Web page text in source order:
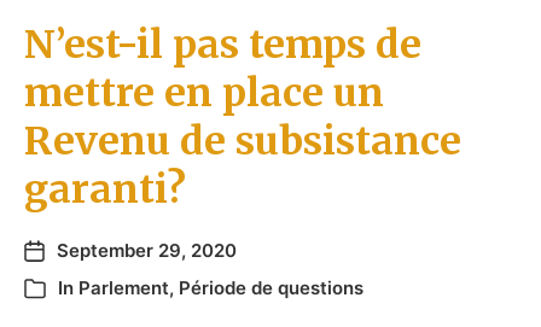
N’est-il pas temps de
mettre en place un
Revenu de subsistance
garanti?
September 29, 2020
In Parlement, Période de questions